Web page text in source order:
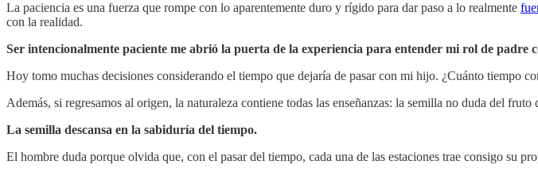
La paciencia es una fuerza que rompe con lo aparentemente duro y rígido para dar paso a lo realmente
con la realidad.
Ser intencionalmente paciente me abrió la puerta de la experiencia para entender mi rol de padre
Hoy tomo muchas decisiones considerando el tiempo que dejaría de pasar con mi hijo. ¿Cuánto tiempo
Además, si regresamos al origen, la naturaleza contiene todas las enseñanzas: la semilla no duda del fruto
La semilla descansa en la sabiduría del tiempo.
El hombre duda porque olvida que, con el pasar del tiempo, cada una de las estaciones trae consigo su